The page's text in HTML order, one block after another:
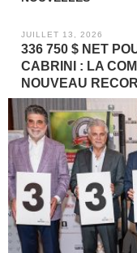
JUILLET 13, 2026
336 750 $ NET
CABRINI : LA
NOUVEAU